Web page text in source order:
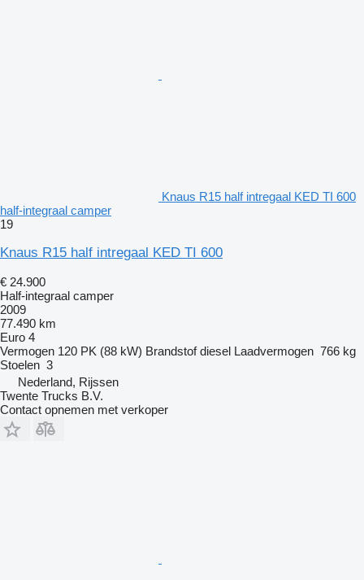
Knaus R15 half intregaal KED TI 600
half-integraal camper
19
Knaus R15 half intregaal KED TI 600
€ 24.900
Half-integraal camper
2009
77.490 km
Euro 4
Vermogen 120 PK (88 kW) Brandstof diesel Laadvermogen 766 kg
Stoelen 3
Nederland, Rijssen
Twente Trucks B.V.
Contact opnemen met verkoper